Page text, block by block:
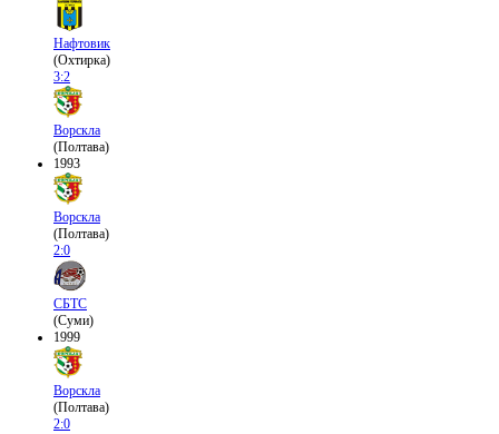
Нафтовик
(Охтирка)
3:2
Ворскла
(Полтава)
1993
Ворскла
(Полтава)
2:0
СБТС
(Суми)
1999
Ворскла
(Полтава)
2:0